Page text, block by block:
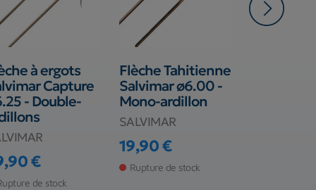
à ergots
Capture
- Double-
€
de stock
Flèche Tahitienne
Salvimar ø6.00 -
Mono-ardillon
SALVIMAR
Prix
19,90 €
Rupture de stock